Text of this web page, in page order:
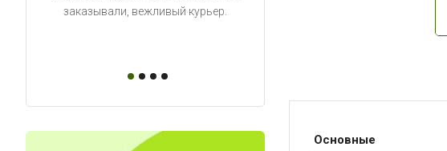
заказывали, вежливый курьер.
Основные